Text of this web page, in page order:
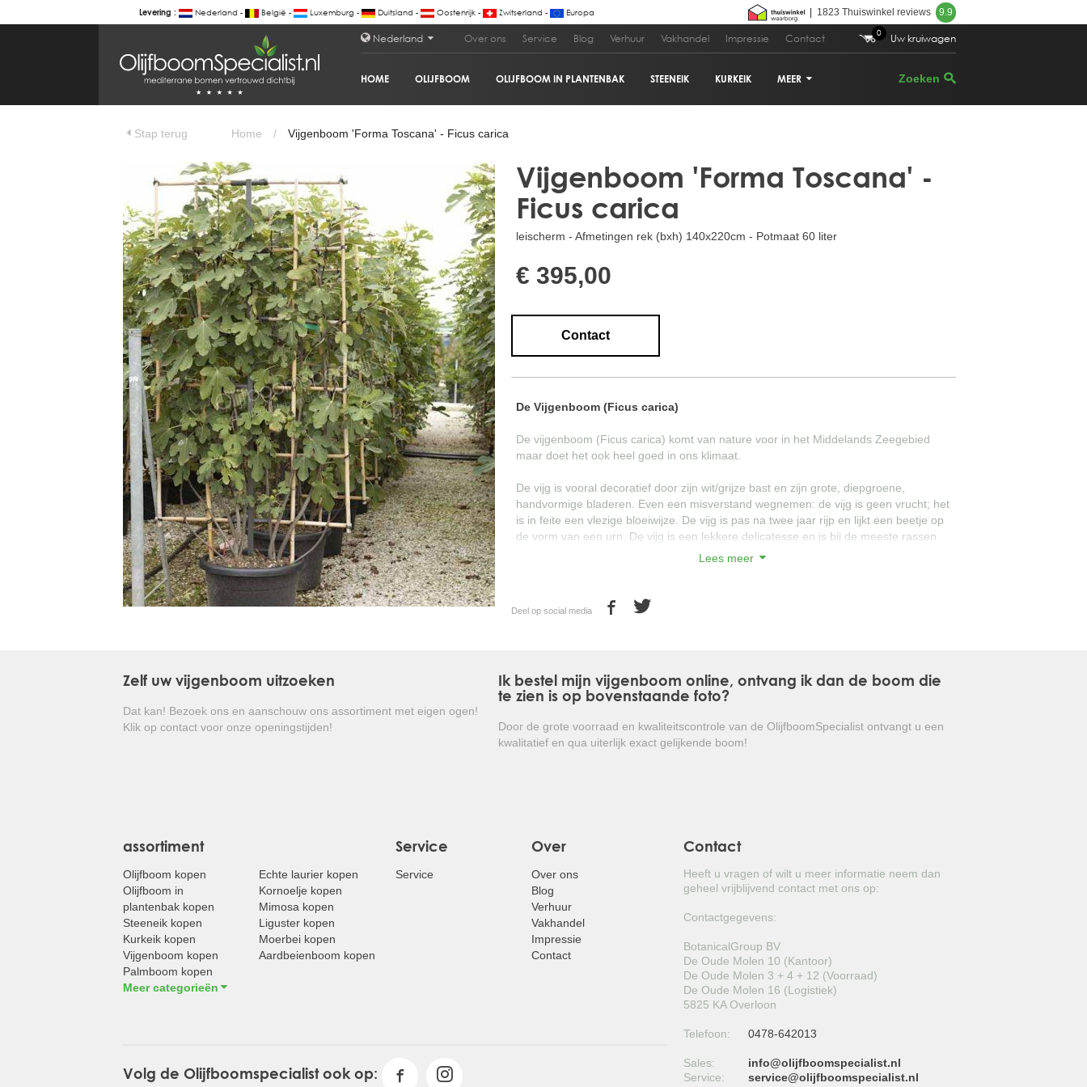
Levering : Nederland - België - Luxemburg - Duitsland - Oostenrijk - Zwitserland - Europa 1823 Thuiswinkel reviews 9.9
BOTANICALGROUP
WERKGEBIEDEN & WEBSITES
OLIJFBOOMSPECIALIST.NL
OLIJFBOOMSPECIALIST.BE
DRZEWAOLIWNE.PL
OLIVETREESPECIALIST.COM
Bomen
BOMEN.NL
GROENBLIJVENDEBOMEN.NL
GROENBLIJVENDEBOMEN.BE
PALMBOMENSPECIALIST.NL
IMMERGRUENEBAEUME.DE
Botanicalgroup
BOTANICALGROUP.EU
BOTANICALGROUP.DE
BOTANICALGROUP.BE
Treesafe
VORSTBESCHERMINGVOORBOMEN.NL
WINTERSCHUTZFUERBAEUME.DE
FROSTPROTECTIONFORTREES.CO.UK
Terracotta
TERRACOTTA.NL
TERRACOTTA.BE
TERRAKOTTA.DE
Nederland Over ons Service Blog Verhuur Vakhandel Impressie Contact 0 Uw kruiwagen
HOME OLIJFBOOM OLIJFBOOM IN PLANTENBAK STEENEIK KURKEIK MEER
PALMBOOM
CIPRES
EUCALYPTUS
GROVE DEN
SCHIJNHULST
SNEEUWBAL
ECHTE LAURIER
Stap terug Home / Vijgenboom 'Forma Toscana' - Ficus carica
Vijgenboom 'Forma Toscana' -
Ficus carica
leischerm - Afmetingen rek (bxh) 140x220cm - Potmaat 60 liter
€ 395,00
Contact
De Vijgenboom (Ficus carica)
De vijgenboom (Ficus carica) komt van nature voor in het Middelands Zeegebied
maar doet het ook heel goed in ons klimaat.
De vijg is vooral decoratief door zijn wit/grijze bast en zijn grote, diepgroene,
handvormige bladeren. Even een misverstand wegnemen: de vijg is geen vrucht; het
is in feite een vlezige bloeiwijze. De vijg is pas na twee jaar rijp en lijkt een beetje op
de vorm van een urn. De vijg is een lekkere delicatesse en is bij de meeste rassen
of halfschaduw. Het snoeien van de vijgenboom kan in twee stadia's gebeuren, in de
zomer om de (schijn)vruchtgroei te stimuleren en in de lente vooral voor de
Kortom: een zeer decoratieve boom die overal toepasbaar is.
Lees meer
Deel op social media
Zelf uw vijgenboom uitzoeken
Dat kan! Bezoek ons en aanschouw ons assortiment met eigen ogen!
Klik op contact voor onze openingstijden!
Ik bestel mijn vijgenboom online, ontvang ik dan de boom die
te zien is op bovenstaande foto?
Door de grote voorraad en kwaliteitscontrole van de OlijfboomSpecialist ontvangt u een
kwalitatief en qua uiterlijk exact gelijkende boom!
assortiment
Olijfboom kopen
Olijfboom in
plantenbak kopen
Steeneik kopen
Kurkeik kopen
Vijgenboom kopen
Palmboom kopen
Meer categorieën
Echte laurier kopen
Kornoelje kopen
Mimosa kopen
Liguster kopen
Moerbei kopen
Aardbeienboom kopen
Service
Service
Over
Over ons
Blog
Verhuur
Vakhandel
Impressie
Contact
Volg de Olijfboomspecialist ook op:
Contact
Heeft u vragen of wilt u meer informatie neem dan
geheel vrijblijvend contact met ons op:
Contactgegevens:
BotanicalGroup BV
De Oude Molen 10 (Kantoor)
De Oude Molen 3 + 4 + 12 (Voorraad)
De Oude Molen 16 (Logistiek)
5825 KA Overloon
Telefoon: 0478-642013
Sales:
info@olijfboomspecialist.nl
Service:
service@olijfboomspecialist.nl